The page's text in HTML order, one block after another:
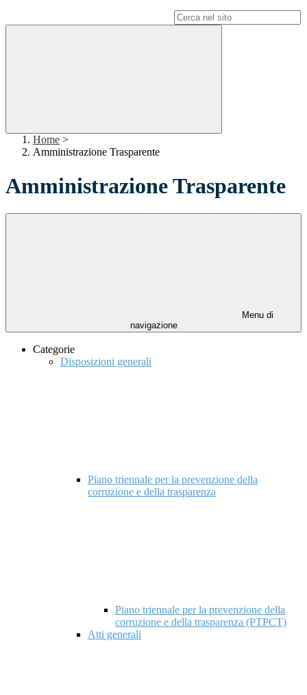
Home >
Amministrazione Trasparente
Amministrazione Trasparente
Menu di
navigazione
Categorie
Disposizioni generali
Piano triennale per la prevenzione della
corruzione e della trasparenza
Piano triennale per la prevenzione della
corruzione e della trasparenza (PTPCT)
Atti generali